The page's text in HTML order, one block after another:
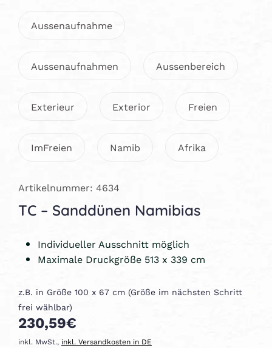
Aussenaufnahme
Aussenaufnahmen Aussenbereich
Exterieur Exterior Freien
ImFreien Namib Afrika
Artikelnummer: 4634
TC – Sanddünen Namibias
Individueller Ausschnitt möglich
Maximale Druckgröße 513 x 339 cm
z.B. in Größe 100 x 67 cm (Größe im nächsten Schritt
frei wählbar)
230,59€
inkl. MwSt., inkl. Versandkosten in DE